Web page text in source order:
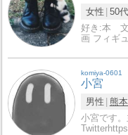
女性 50代
好き:本 文
画 フィ
komiya-0601
小宮
男性 熊
小宮です。